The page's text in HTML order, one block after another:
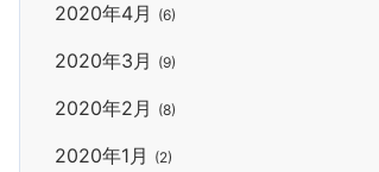
2020年4月 (6)
2020年3月 (9)
2020年2月 (8)
2020年1月 (2)